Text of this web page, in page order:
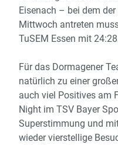
Eisenach – bei dem
Mittwoch antreten
TuSEM Essen mit
Für das Dormagener
natürlich zu einer
auch viel Positives am
Night im TSV Bayer
Superstimmung und
wieder vierstellige